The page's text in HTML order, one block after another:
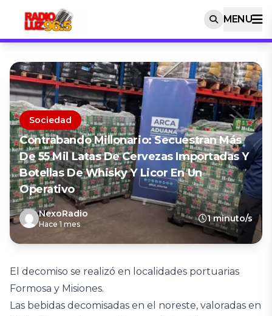
MENU
Sociedad
Contrabando Millonario: Secuestran Más
De 55 Mil Latas De Cervezas Importadas Y
Botellas De Whisky Y Licor En Un
Operativo
NexoRadio
Hace 1 mes
1 minuto/s
El decomiso se realizó en localidades portuarias
Formosa y Misiones.
Las bebidas decomisadas en el noreste, valoradas en